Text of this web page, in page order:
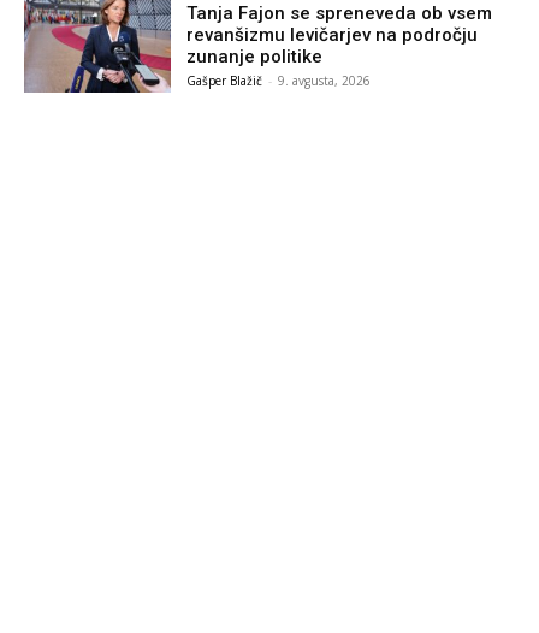
Tanja Fajon se spreneveda ob vsem
revanšizmu levičarjev na področju
zunanje politike
Gašper Blažič - 9. avgusta, 2026